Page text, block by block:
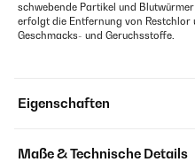
schwebende Partikel und
erfolgt die Entfernung von
Geschmacks- und Geruchsstoffe.
Eigenschaften
Maße & Technische Details